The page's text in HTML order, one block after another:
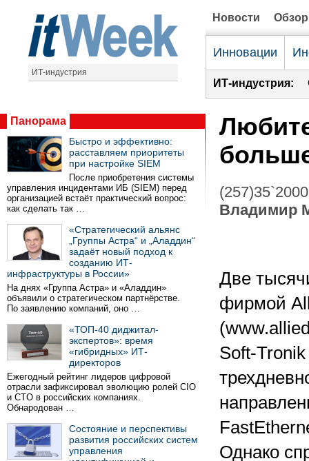
ИТ-индустрия
Новости
Инновации
ИТ-индустрия:
Панорама
Быстро и эффективно:
расставляем приоритеты
при настройке SIEM
После приобретения системы
управления инцидентами ИБ (SIEM) перед
организацией встаёт практический вопрос:
как сделать так …
«Стратегический альянс
„Группы Астра“ и „Аладдин“
задаёт новый подход к
созданию ИТ-
инфраструктуры в России»
На днях «Группа Астра» и «Аладдин»
объявили о стратегическом партнёрстве.
По заявлению компаний, оно …
«ТОП-40 диджитал-
экспертов»: время
«гибридных» ИТ-
директоров
Ежегодный рейтинг лидеров цифровой
отрасли зафиксировал эволюцию ролей CIO
и CTO в российских компаниях.
Обнародован …
Состояние и перспективы
развития российских систем
управления
(257)35`2000
Владимир
Две
фирмой
Soft-
Однако